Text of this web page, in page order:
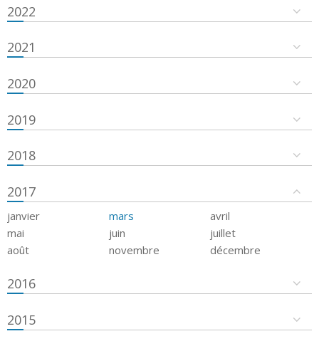
2022
2021
2020
2019
2018
2017
janvier mars
avril
mai
juin
juillet
août
novembre décembre
2016
2015